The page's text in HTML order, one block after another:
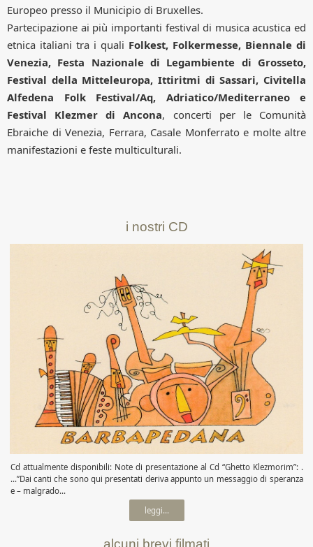
Europeo presso il Municipio di Bruxelles.
Partecipazione ai più importanti festival di musica acustica ed
etnica italiani tra i quali Folkest, Folkermesse, Biennale di
Venezia, Festa Nazionale di Legambiente di Grosseto,
Festival della Mitteleuropa, Ittiritmi di Sassari, Civitella
Alfedena Folk Festival/Aq, Adriatico/Mediterraneo e
Festival Klezmer di Ancona, concerti per le Comunità
Ebraiche di Venezia, Ferrara, Casale Monferrato e molte altre
manifestazioni e feste multiculturali.
i nostri CD
Cd attualmente disponibili: Note di presentazione al Cd “Ghetto Klezmorim”: .
…”Dai canti che sono qui presentati deriva appunto un messaggio di speranza
e – malgrado...
leggi...
alcuni brevi filmati